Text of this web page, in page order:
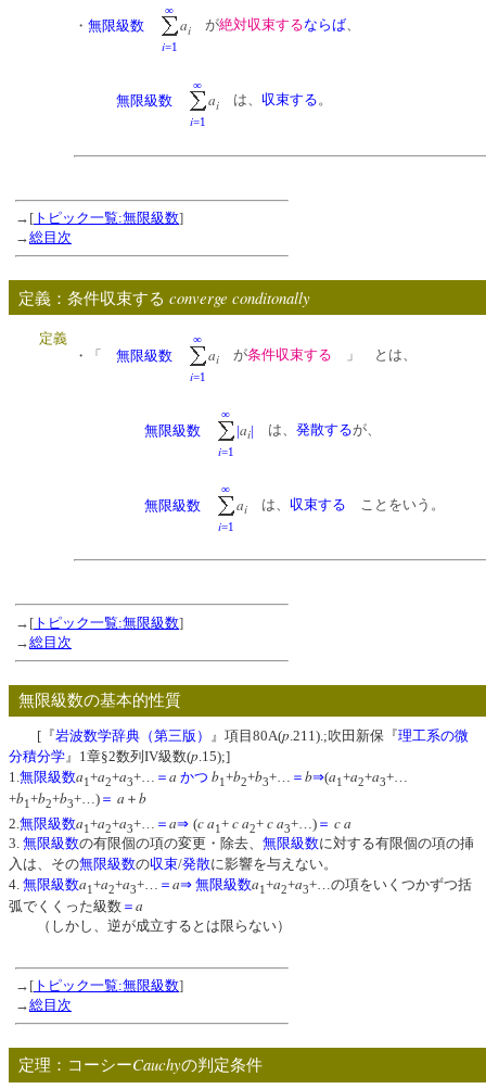
∞
・ 無限級数 ai が絶対収束するならば、
i=1
∞
無限級数 ai は、 収束する。
i=1
→[ トピック一覧:無限級数]
→総目次
定義：条件収束するconverge conditonally
定義 ∞
・「 無限級数 ai が条件収束する 」 とは、
i=1
∞
無限級数 |ai| は、 発散するが、
i=1
∞
無限級数 ai は、 収束する ことをいう。
i=1
→[ トピック一覧:無限級数]
→総目次
無限級数の基本的性質
[『岩波数学辞典（第三版） 』項目80A(p.211).;吹田新保『理工系の微
分積分学』1章§2数列IV級数(p.15);]
1.無限級数a1+a2+a3+… ＝ a かつ b1+b2+b3+… ＝ b⇒(a1+a2+a3+…
+b1+b2+b3+…) ＝ a ＋ b
2. 無限級数a1+a2+a3+… ＝ a⇒ (ca1+ ca2+ ca3+…) ＝ c a
3. 無限級数の有限個の項の変更・除去、 無限級数に対する有限個の項の挿
入は、その無限級数の収束/発散に影響を与えない。
4. 無限級数a1+a2+a3+… ＝ a⇒ 無限級数a1+a2+a3+…の項をいくつかずつ括
弧でくくった級数 ＝ a
（しかし、逆が成立するとは限らない）
→[ トピック一覧:無限級数]
→総目次
定理：コーシーCauchyの判定条件